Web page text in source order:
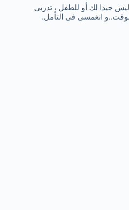
ليس جيدا لك أو للطفل ، تدربى
انغمسى فى التأمل.